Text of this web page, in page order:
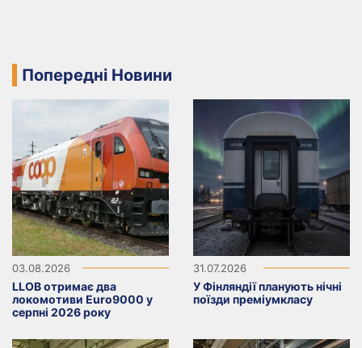
Попередні Новини
03.08.2026
LLOB отримає два
локомотиви Euro9000 у
серпні 2026 року
31.07.2026
У Фінляндії планують нічні
поїзди преміумкласу